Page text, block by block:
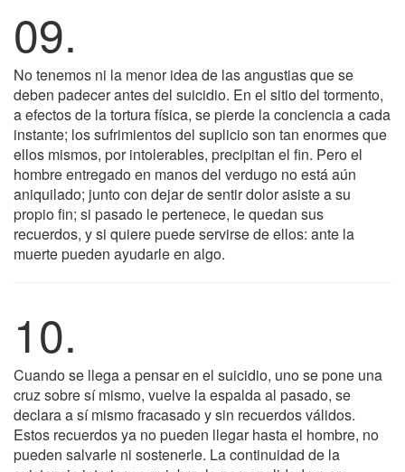
09.
No tenemos ni la menor idea de las angustias que se
deben padecer antes del suicidio. En el sitio del tormento,
a efectos de la tortura física, se pierde la conciencia a cada
instante; los sufrimientos del suplicio son tan enormes que
ellos mismos, por intolerables, precipitan el fin. Pero el
hombre entregado en manos del verdugo no está aún
aniquilado; junto con dejar de sentir dolor asiste a su
propio fin; si pasado le pertenece, le quedan sus
recuerdos, y si quiere puede servirse de ellos: ante la
muerte pueden ayudarle en algo.
10.
Cuando se llega a pensar en el suicidio, uno se pone una
cruz sobre sí mismo, vuelve la espalda al pasado, se
declara a sí mismo fracasado y sin recuerdos válidos.
Estos recuerdos ya no pueden llegar hasta el hombre, no
pueden salvarle ni sostenerle. La continuidad de la